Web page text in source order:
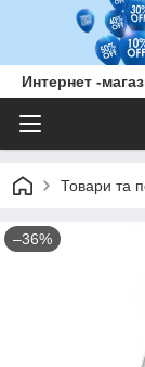
Интернет -
Товари та
–36%